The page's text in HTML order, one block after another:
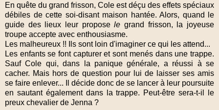
En quête du grand frisson, Cole est déçu des effets spéciaux
débiles de cette soi-disant maison hantée. Alors, quand le
guide des lieux leur proposele grand frisson, la joyeuse
troupe accepte avec enthousiasme.
Les malheureux !! Ils sont loin d'imaginer ce qui les attend...
Les enfants se font capturer et sont menés dans une trappe.
Sauf Cole qui, dans la panique générale, a réussi à se
cacher. Mais hors de question pour lui de laisser ses amis
se faire enlever... Il décide donc de se lancer à leur poursuite
en sautant également dans la trappe. Peut-être sera-t-il le
preux chevalier de Jenna ?